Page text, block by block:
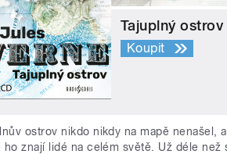
Tajuplný ostrov
Koupit
ostrov nikdo nikdy na mapě nenašel, a
ho znají lidé na celém světě. Už déle než